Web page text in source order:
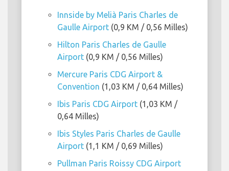
Innside by Melià Paris Charles de
Gaulle Airport (0,9 KM / 0,56 Milles)
Hilton Paris Charles de Gaulle
Airport (0,9 KM / 0,56 Milles)
Mercure Paris CDG Airport &
Convention (1,03 KM / 0,64 Milles)
Ibis Paris CDG Airport (1,03 KM /
0,64 Milles)
Ibis Styles Paris Charles de Gaulle
Airport (1,1 KM / 0,69 Milles)
Pullman Paris Roissy CDG Airport